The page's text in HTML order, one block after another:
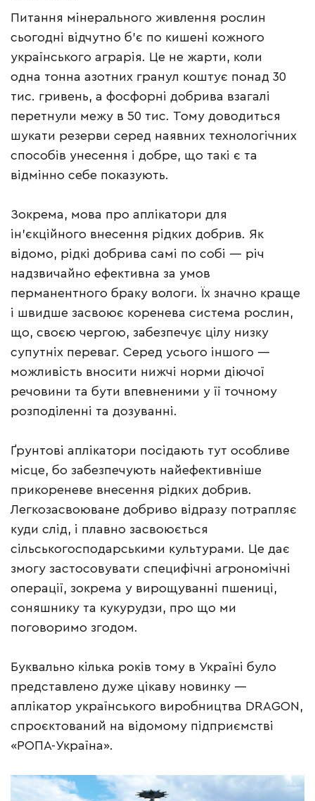
Питання мінерального живлення рослин
сьогодні відчутно б’є по кишені кожного
українського аграрія. Це не жарти, коли
одна тонна азотних гранул коштує понад 30
тис. гривень, а фосфорні добрива взагалі
перетнули межу в 50 тис. Тому доводиться
шукати резерви серед наявних технологічних
способів унесення і добре, що такі є та
відмінно себе показують.
Зокрема, мова про аплікатори для
ін’єкційного внесення рідких добрив. Як
відомо, рідкі добрива самі по собі — річ
надзвичайно ефективна за умов
перманентного браку вологи. Їх значно краще
і швидше засвоює коренева система рослин,
що, своєю чергою, забезпечує цілу низку
супутніх переваг. Серед усього іншого —
можливість вносити нижчі норми діючої
речовини та бути впевненими у її точному
розподіленні та дозуванні.
Ґрунтові аплікатори посідають тут особливе
місце, бо забезпечують найефективніше
прикореневе внесення рідких добрив.
Легкозасвоюване добриво відразу потрапляє
куди слід, і плавно засвоюється
сільськогосподарськими культурами. Це дає
змогу застосовувати специфічні агрономічні
операції, зокрема у вирощуванні пшениці,
соняшнику та кукурудзи, про що ми
поговоримо згодом.
Буквально кілька років тому в Україні було
представлено дуже цікаву новинку —
аплікатор українського виробництва DRAGON,
спроєктований на відомому підприємстві
«РОПА-Україна».